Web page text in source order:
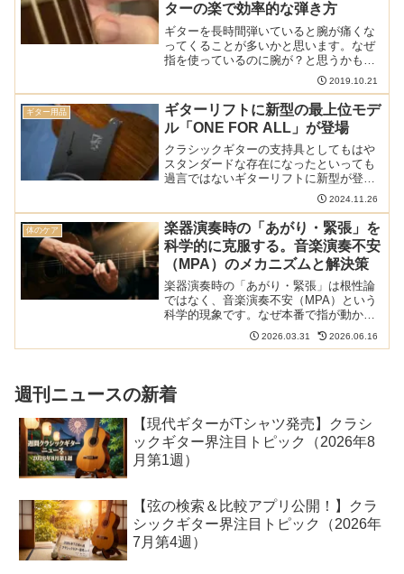
ターの楽で効率的な弾き方
ギターを長時間弾いていると腕が痛くな
ってくることが多いかと思います。なぜ
指を使っているのに腕が？と思うかもし
れませんが、実はギターを弾くための筋
肉は主に腕にあります。筋肉の構造を考
えるとギターの効率的な弾き方にも応用
ができます。指の関節ごと...
2019.10.21
ギター用品
ギターリフトに新型の最上位モデ
ル「ONE FOR ALL」が登場
クラシックギターの支持具としてもはや
スタンダードな存在になったといっても
過言ではないギターリフトに新型が登場
しました。「ONE FOR ALL」と名付けら
れたこのモデルはギターリフトの最上位
モデルに位置づけられる、新機能を備え
た支持具です。...
2024.11.26
体のケア
楽器演奏時の「あがり・緊張」を
科学的に克服する。音楽演奏不安
（MPA）のメカニズムと解決策
楽器演奏時の「あがり・緊張」は根性論
ではなく、音楽演奏不安（MPA）という
科学的現象です。なぜ本番で指が動かな
くなるのか、脳と身体のメカニズムを詳
しく解説。認知行動療法やアレクサンダ
を網羅しました。
2026.03.31 2026.06.16
週刊ニュースの新着
【現代ギターがTシャツ発売】クラシ
ックギター界注目トピック（2026年8
月第1週）
【弦の検索＆比較アプリ公開！】クラ
シックギター界注目トピック（2026年
7月第4週）